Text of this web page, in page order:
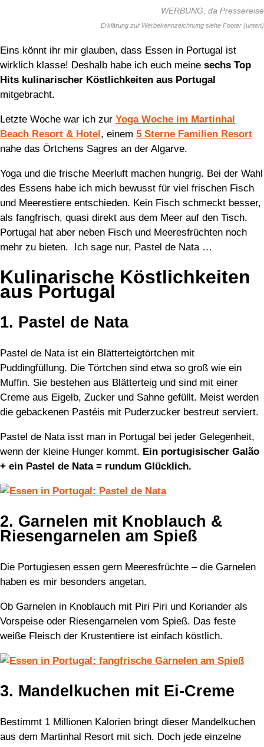
WERBUNG, da Pressereise
Eins könnt ihr mir glauben, dass Essen in Portugal ist
wirklich klasse! Deshalb habe ich euch meine sechs Top
Hits kulinarischer Köstlichkeiten aus Portugal
mitgebracht.
Letzte Woche war ich zur Yoga Woche im Martinhal
Beach Resort & Hotel, einem 5 Sterne Familien Resort
nahe das Örtchens Sagres an der Algarve.
Yoga und die frische Meerluft machen hungrig. Bei der Wahl
des Essens habe ich mich bewusst für viel frischen Fisch
und Meerestiere entschieden. Kein Fisch schmeckt besser,
als fangfrisch, quasi direkt aus dem Meer auf den Tisch.
Portugal hat aber neben Fisch und Meeresfrüchten noch
mehr zu bieten. Ich sage nur, Pastel de Nata …
Kulinarische Köstlichkeiten
aus Portugal
1. Pastel de Nata
Pastel de Nata ist ein Blätterteigtörtchen mit
Puddingfüllung. Die Törtchen sind etwa so groß wie ein
Muffin. Sie bestehen aus Blätterteig und sind mit einer
Creme aus Eigelb, Zucker und Sahne gefüllt. Meist werden
die gebackenen Pastéis mit Puderzucker bestreut serviert.
Pastel de Nata isst man in Portugal bei jeder Gelegenheit,
wenn der kleine Hunger kommt. Ein portugisischer Galão
+ ein Pastel de Nata = rundum Glücklich.
2. Garnelen mit Knoblauch &
Riesengarnelen am Spieß
Die Portugiesen essen gern Meeresfrüchte – die Garnelen
haben es mir besonders angetan.
Ob Garnelen in Knoblauch mit Piri Piri und Koriander als
Vorspeise oder Riesengarnelen vom Spieß. Das feste
weiße Fleisch der Krustentiere ist einfach köstlich.
3. Mandelkuchen mit Ei-Creme
Bestimmt 1 Millionen Kalorien bringt dieser Mandelkuchen
aus dem Martinhal Resort mit sich. Doch jede einzelne